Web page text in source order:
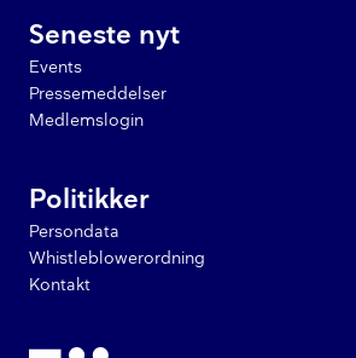
Seneste nyt
Events
Pressemeddelser
Medlemslogin
Politikker
Persondata
Whistleblowerordning
Kontakt